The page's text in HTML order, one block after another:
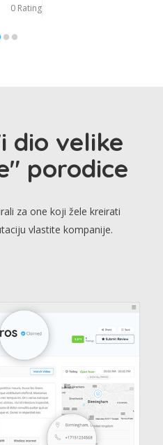
0 Rating
dio velike
porodice
za one koji žele kreirati
vlastite kompanije.